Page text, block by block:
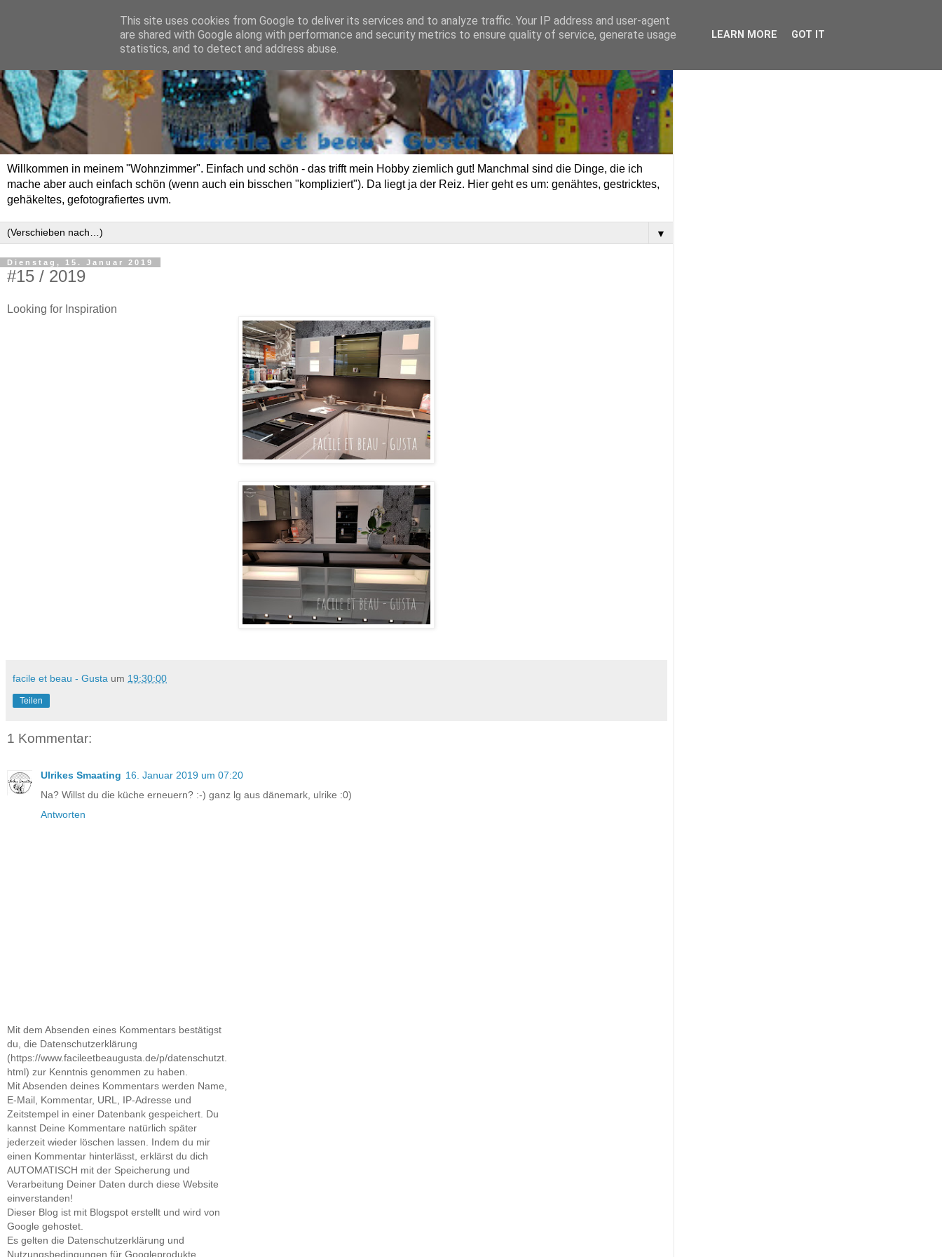
Willkommen in meinem "Wohnzimmer". Einfach und schön - das trifft mein Hobby ziemlich gut! Manchmal sind die Dinge, die ich
mache aber auch einfach schön (wenn auch ein bisschen "kompliziert"). Da liegt ja der Reiz. Hier geht es um: genähtes, gestricktes,
gehäkeltes, gefotografiertes uvm.
▼
Dienstag, 15. Januar 2019
#15 / 2019
Looking for Inspiration
facile et beau - Gusta um 19:30:00
Teilen
1 Kommentar:
Ulrikes Smaating 16. Januar 2019 um 07:20
Na? Willst du die küche erneuern? :-) ganz lg aus dänemark, ulrike :0)
Antworten
Mit dem Absenden eines Kommentars bestätigst
du, die Datenschutzerklärung
(https://www.facileetbeaugusta.de/p/datenschutzt.
html) zur Kenntnis genommen zu haben.
Mit Absenden deines Kommentars werden Name,
E-Mail, Kommentar, URL, IP-Adresse und
Zeitstempel in einer Datenbank gespeichert. Du
kannst Deine Kommentare natürlich später
jederzeit wieder löschen lassen. Indem du mir
einen Kommentar hinterlässt, erklärst du dich
AUTOMATISCH mit der Speicherung und
Verarbeitung Deiner Daten durch diese Website
einverstanden!
Dieser Blog ist mit Blogspot erstellt und wird von
Google gehostet.
Es gelten die Datenschutzerklärung und
Nutzungsbedingungen für Googleprodukte.
This site uses cookies from Google to deliver its services and to analyze traffic. Your IP address and user-agent
are shared with Google along with performance and security metrics to ensure quality of service, generate usage
statistics, and to detect and address abuse.
LEARN MORE GOT IT